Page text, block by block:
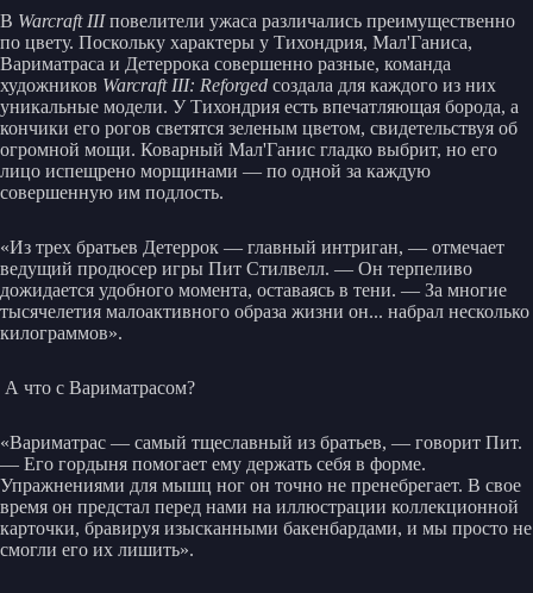
В Warcraft IIIповелители ужаса различались преимущественно
по цвету. Поскольку характеры у Тихондрия, Мал'Ганиса,
Вариматраса и Детеррока совершенно разные, команда
художников Warcraft III: Reforged создала для каждого из них
уникальные модели. У Тихондрия есть впечатляющая борода, а
кончики его рогов светятся зеленым цветом, свидетельствуя об
огромной мощи. Коварный Мал'Ганис гладко выбрит, но его
лицо испещрено морщинами — по одной за каждую
совершенную им подлость.
«Из трех братьев Детеррок — главный интриган, — отмечает
ведущий продюсер игры Пит Стилвелл. — Он терпеливо
дожидается удобного момента, оставаясь в тени. — За многие
тысячелетия малоактивного образа жизни он... набрал несколько
килограммов».
А что с Вариматрасом?
«Вариматрас — самый тщеславный из братьев, — говорит Пит.
— Его гордыня помогает ему держать себя в форме.
Упражнениями для мышц ног он точно не пренебрегает. В свое
время он предстал перед нами на иллюстрации коллекционной
карточки, бравируя изысканными бакенбардами, и мы просто не
смогли его их лишить».